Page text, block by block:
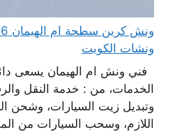
ونشات الكويت
فني ونش ام الهيمان يسعى
الخدمات، من : خدمة النقل
وتبديل زيت السيارات، وشحن
اللازم، وسحب السيارات من